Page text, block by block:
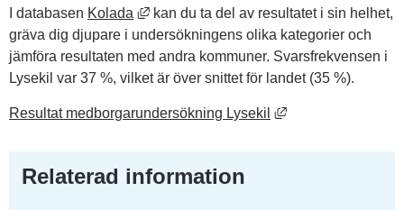
I databasen Kolada Länk till annan webbplats, öppnas i nytt
kan du ta del av resultatet i sin helhet,
gräva dig djupare i undersökningens olika kategorier och
jämföra resultaten med andra kommuner. Svarsfrekvensen i
Lysekil var 37 %, vilket är över snittet för landet (35 %).
Resultat medborgarundersökning Lysekil Länk till annan
Relaterad information